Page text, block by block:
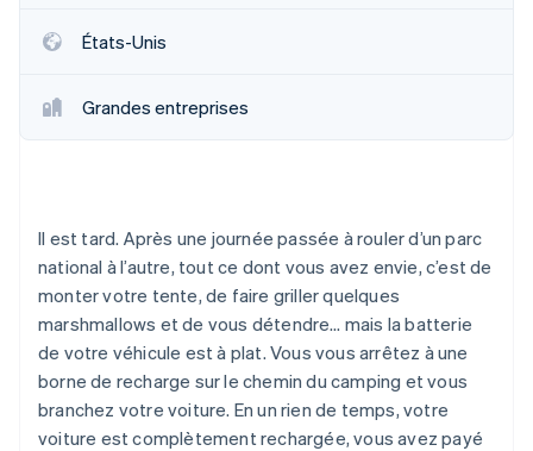
Constitution d'une entreprise
Élimination du carbone
Identity
Stripe Sessions 2026
Découvrez comment Stripe construit l’infrastructure
l’IA.
Regarder
Écosystème
États-Unis
Grandes entreprises
Il est tard. Après une journée passée à rouler d’un parc
national à l’autre, tout ce dont vous avez envie, c’est de
monter votre tente, de faire griller quelques
marshmallows et de vous détendre… mais la batterie
de votre véhicule est à plat. Vous vous arrêtez à une
borne de recharge sur le chemin du camping et vous
branchez votre voiture. En un rien de temps, votre
voiture est complètement rechargée, vous avez payé